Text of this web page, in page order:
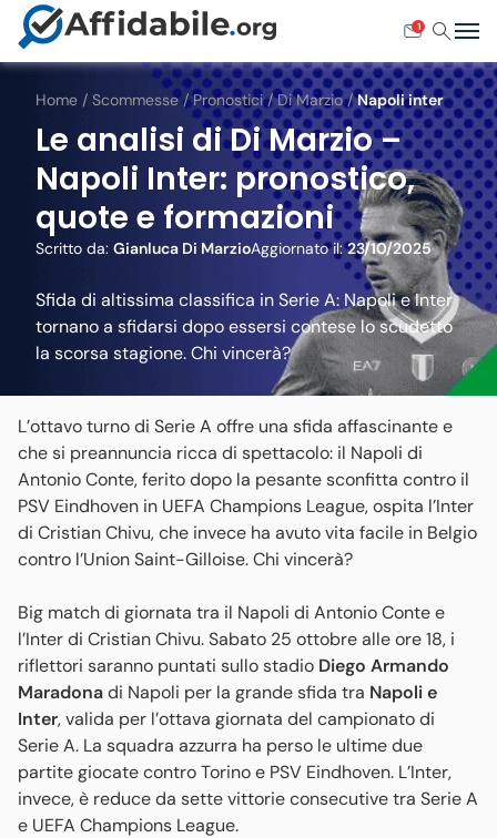
1
Home / Scommesse/Pronostici/Di Marzio/Napoli inter
Le analisi di Di Marzio –
Napoli Inter: pronostico,
quote e formazioni
Scritto da: Gianluca Di MarzioAggiornato il:23/10/2025
Sfida di altissima classifica in Serie A: Napoli e Inter
tornano a sfidarsi dopo essersi contese lo scudetto
la scorsa stagione. Chi vincerà?
L’ottavo turno di Serie A offre una sfida affascinante e
che si preannuncia ricca di spettacolo: il Napoli di
Antonio Conte, ferito dopo la pesante sconfitta contro il
PSV Eindhoven in UEFA Champions League, ospita l’Inter
di Cristian Chivu, che invece ha avuto vita facile in Belgio
contro l’Union Saint-Gilloise. Chi vincerà?
Big match di giornata tra il Napoli di Antonio Conte e
l’Inter di Cristian Chivu. Sabato 25 ottobre alle ore 18, i
riflettori saranno puntati sullo stadio Diego Armando
Maradonadi Napoli per la grande sfida tra Napoli e
Inter, valida per l’ottava giornata del campionato di
Serie A. La squadra azzurra ha perso le ultime due
partite giocate contro Torino e PSV Eindhoven. L’Inter,
invece, è reduce da sette vittorie consecutive tra Serie A
e UEFA Champions League.